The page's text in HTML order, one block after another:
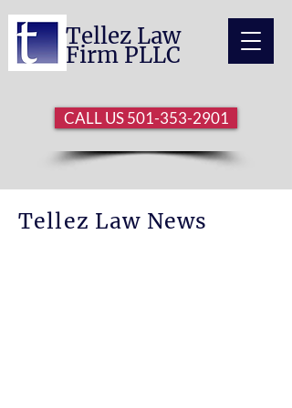
Tellez Law
Firm PLLC
CALL US 501-353-2901
Tellez Law News